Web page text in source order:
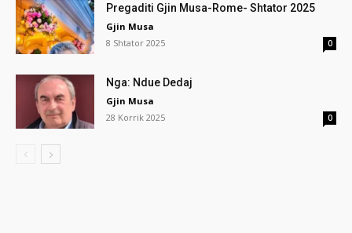
Pregaditi Gjin Musa-Rome- Shtator 2025
Gjin Musa
8 Shtator 2025
0
Nga: Ndue Dedaj
Gjin Musa
28 Korrik 2025
0